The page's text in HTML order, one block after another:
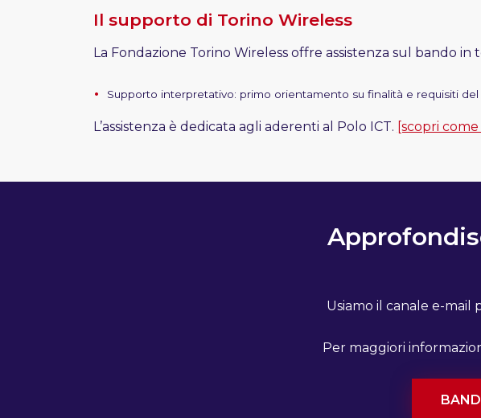
Il supporto di Torino Wireless
La Fondazione Torino Wireless offre assistenza sul bando in
Supporto interpretativo: primo orientamento su finalità e requisiti
L’assistenza è dedicata agli aderenti al Polo ICT. [scopri
Usiamo il canale e-
Per maggiori